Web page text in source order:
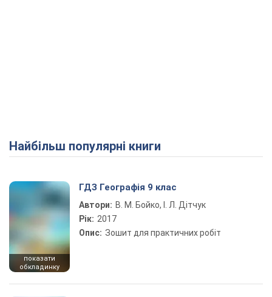
Найбільш популярні книги
показати
обкладинку
ГДЗ Географія 9 клас
Автори: В. М. Бойко, І. Л. Дітчук
Рік: 2017
Опис: Зошит для практичних робіт